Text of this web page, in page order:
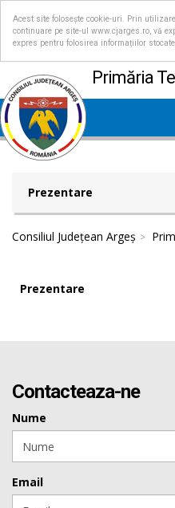
Acest site folosește cookie-uri. Prin
continuare pe site-ul www.cjarges.ro, vă
expres pentru folosirea informațiilor stocate.
Primăria
Prezentare
Consiliul Județean Argeș
Prezentare
Contacteaza-ne
Nume
Email